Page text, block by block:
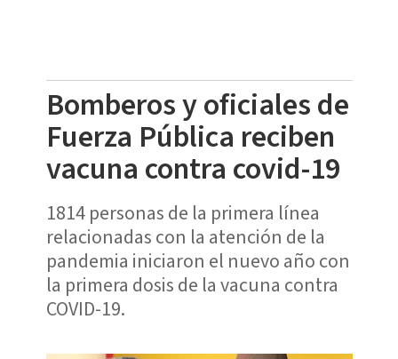
Bomberos y oficiales de
Fuerza Pública reciben
vacuna contra covid-19
1814 personas de la primera línea
relacionadas con la atención de la
pandemia iniciaron el nuevo año con
la primera dosis de la vacuna contra
COVID-19.